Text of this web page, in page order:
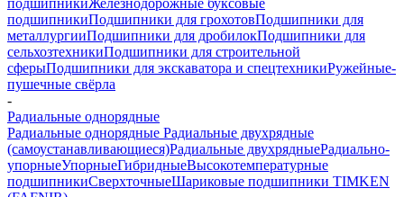
подшипникиЖелезнодорожные буксовые
подшипникиПодшипники для грохотовПодшипники для
металлургииПодшипники для дробилокПодшипники для
сельхозтехникиПодшипники для строительной
сферыПодшипники для экскаватора и спецтехникиРужейные-
пушечные свёрла
-
Радиальные однорядные
Радиальные однорядные Радиальные двухрядные
(самоустанавливающиеся)Радиальные двухрядныеРадиально-
упорныеУпорныеГибридныеВысокотемпературные
подшипникиСверхточныеШариковые подшипники TIMKEN